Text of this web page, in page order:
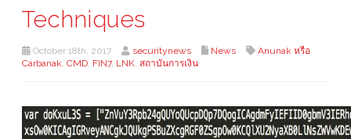
Techniques
October 18th, 2017 securitynews News
Anunak หรือ
Carbanak, CMD, FIN7, LNK, สถาบันการเงิน